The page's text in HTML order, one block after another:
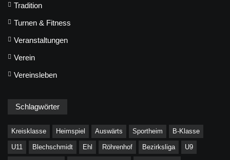
Tradition
Turnen & Fitness
Veranstaltungen
Verein
Vereinsleben
Schlagwörter
Kreisklasse Heimspiel Auswärts Sportheim B-Klasse
U11 Blechschmidt Ehl Röhrenhof Bezirksliga U9